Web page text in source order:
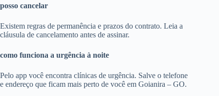
posso cancelar
Existem regras de permanência e prazos do contrato. Leia a
cláusula de cancelamento antes de assinar.
como funciona a urgência à noite
Pelo app você encontra clínicas de urgência. Salve o telefone
e endereço que ficam mais perto de você em Goianira – GO.